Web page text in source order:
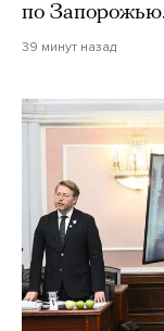
по
39 минут назад